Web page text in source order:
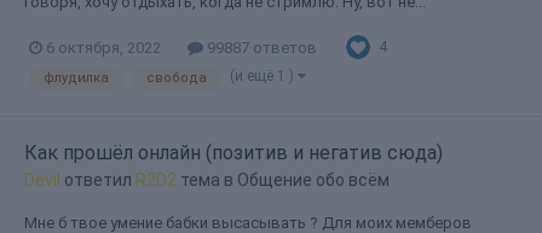
6 октября, 2022 99887 ответов 4
флудилка свобода (и ещё 1 )
Как прошёл онлайн (позитив и негатив сюда)
Devil ответил R2D2 тема в Общение обо всём
Мне б твое умение бабки высасывать ? Для моих мемберов